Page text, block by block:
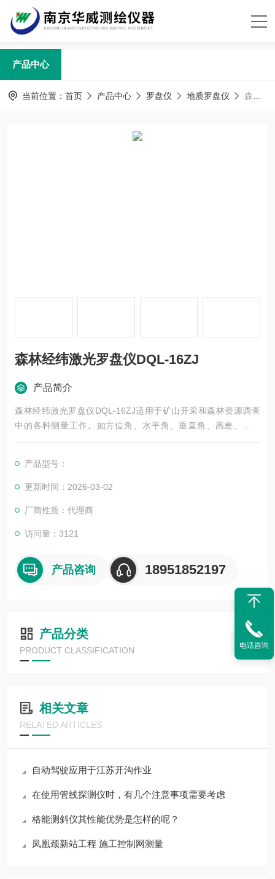
产品中心
当前位置： 首页 产品中心 罗盘仪 地质罗盘仪 森林经纬激光罗盘仪DQL-16ZJ
森林经纬激光罗盘仪DQL-16ZJ
产品简介
森林经纬激光罗盘仪DQL-16ZJ适用于矿山开采和森林资源调查
中的各种测量工作。如方位角、水平角、垂直角、高差、距离
等。哈光森林罗盘仪DQL-16ZJ型罗盘经纬仪正像也可以用于农
产品型号：
更新时间：2026-03-02
厂商性质：代理商
访问量：3121
产品咨询 18951852197
产品分类
PRODUCT CLASSIFICATION
相关文章
RELATED ARTICLES
自动驾驶应用于江苏开沟作业
在使用管线探测仪时，有几个注意事项需要考虑
格能测斜仪其性能优势是怎样的呢？
凤凰颈新站工程 施工控制网测量
电话咨询